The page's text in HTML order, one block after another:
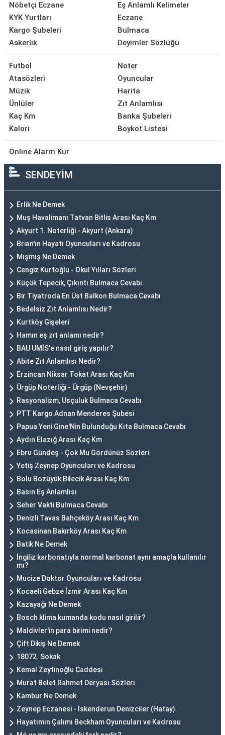
Nöbetçi Eczane
KYK Yurtları
Kargo Şubeleri
Askerlik
Eş Anlamlı Kelimeler
Eczane
Bulmaca
Deyimler Sözlüğü
Futbol
Atasözleri
Müzik
Ünlüler
Kaç Km
Kalori
Noter
Oyuncular
Harita
Zıt Anlamlısı
Banka Şubeleri
Boykot Listesi
Online Alarm Kur
SENDEYİM
Erlik Ne Demek
Muş Havalimanı Tatvan Bitlis Arası Kaç Km
Akyurt 1. Noterliği - Akyurt (Ankara)
Brian'ın Hayatı Oyuncuları ve Kadrosu
Mışmış Ne Demek
Cengiz Kurtoğlu - Okul Yılları Sözleri
Küçük Tepecik, Çıkıntı Bulmaca Cevabı
Bir Tiyatroda En Üst Balkon Bulmaca Cevabı
Bedelsiz Zıt Anlamlısı Nedir?
Kurtköy Gişeleri
Hamın eş zıt anlamı nedir?
BAU UMİS'e nasıl giriş yapılır?
Abite Zıt Anlamlısı Nedir?
Erzincan Niksar Tokat Arası Kaç Km
Ürgüp Noterliği - Ürgüp (Nevşehir)
Rasyonalizm, Usçuluk Bulmaca Cevabı
PTT Kargo Adnan Menderes Şubesi
Papua Yeni Gine'Nin Bulunduğu Kıta Bulmaca Cevabı
Aydın Elazığ Arası Kaç Km
Ebru Gündeş - Çok Mu Gördünüz Sözleri
Yetiş Zeynep Oyuncuları ve Kadrosu
Bolu Bozüyük Bilecik Arası Kaç Km
Basın Eş Anlamlısı
Seher Vakti Bulmaca Cevabı
Denizli Tavas Bahçeköy Arası Kaç Km
Kocasinan Bakırköy Arası Kaç Km
Batik Ne Demek
İngiliz karbonatıyla normal karbonat aynı amaçla kullanılır
mı?
Mucize Doktor Oyuncuları ve Kadrosu
Kocaeli Gebze İzmir Arası Kaç Km
Kazayağı Ne Demek
Bosch klima kumanda kodu nasıl girilir?
Maldivler'in para birimi nedir?
Çift Dikiş Ne Demek
18072. Sokak
Kemal Zeytinoğlu Caddesi
Murat Belet Rahmet Deryası Sözleri
Kambur Ne Demek
Zeynep Eczanesi - İskenderun Denizciler (Hatay)
Hayatımın Çalımı Beckham Oyuncuları ve Kadrosu